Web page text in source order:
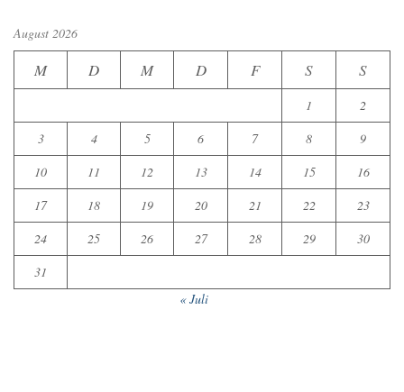
August 2026
M D M D F S S
1
2
3
4 5 6 7 8
9
10
11 12 13 14 15
16
17
18 19 20 21 22
23
24
25 26 27 28 29
30
31
« Juli